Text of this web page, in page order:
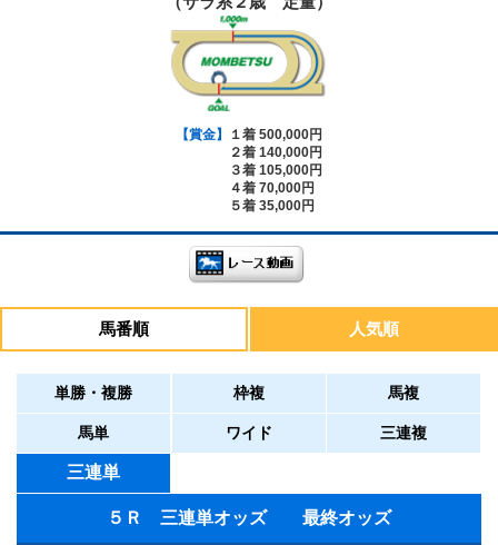
【賞金】
１着 500,000円
２着 140,000円
３着 105,000円
４着 70,000円
５着 35,000円
馬番順 人気順
単勝・複勝 枠複 馬複
馬単 ワイド 三連複
三連単
５Ｒ 三連単オッズ 最終オッズ